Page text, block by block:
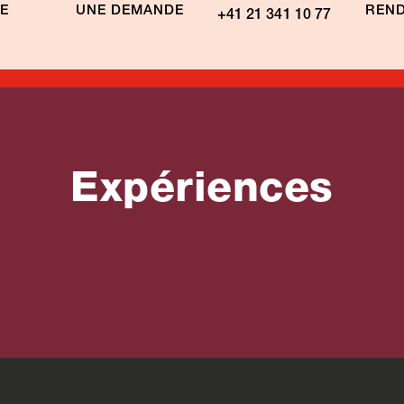
UNE DEMANDE
+41 21 341 10 77
Expériences